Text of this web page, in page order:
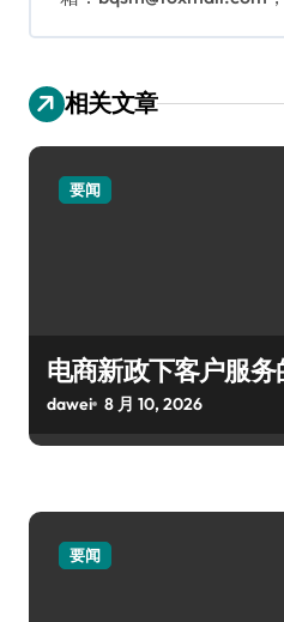
相关文章
要闻
电商新政下客户服
dawei 8 月 10, 2026
要闻